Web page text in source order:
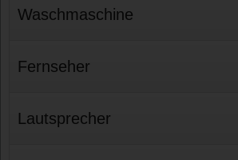
Waschmaschine
Fernseher
Lautsprecher